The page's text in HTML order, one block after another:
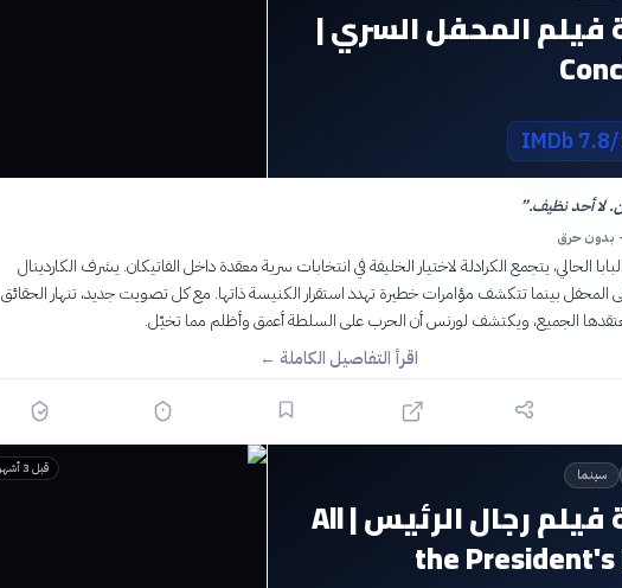
المحفل السري |
7.8/10
لا أحد نظيف.”
بدون حرق
الحالي، يتجمع الكرادلة لاختيار الخليفة في انتخابات سرية معقدة داخل الفاتيكان. يشرف الكاردينال
المحفل بينما تتكشف مؤامرات خطيرة تهدد استقرار الكنيسة ذاتها. مع كل تصويت جديد، تنهار الحقائق
الجميع، ويكتشف لورنس أن الحرب على السلطة أعمق وأظلم مما تخيّل.
اقرأ التفاصيل الكاملة ←
سينما
قصة فيلم رجال الرئيس | All
the
قبل 3 أشهر